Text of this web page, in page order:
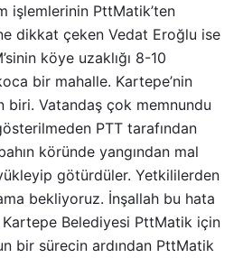
işlemlerinin PttMatik’ten
dikkat çeken Vedat Eroğlu ise
köye uzaklığı 8-10
bir mahalle. Kartepe’nin
biri. Vatandaş çok memnundu
PTT tarafından
köründe yangından mal
götürdüler. Yetkililerden
bekliyoruz. İnşallah bu hata
Belediyesi PttMatik için
bir sürecin ardından PttMatik